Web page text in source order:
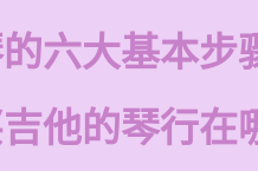
六大基本步
他的琴行在